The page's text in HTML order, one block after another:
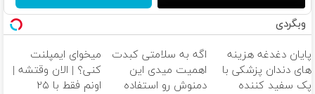
وبگردی
پایان دغدغه هزینه
های دندان پزشکی با
پک سفید کننده
اگه به سلامتی کبدت
اهمیت میدی این
دمنوش رو استفاده
میخوای ایمپلنت
کنی؟ | الان وقتشه |
اونم فقط با ۲۵